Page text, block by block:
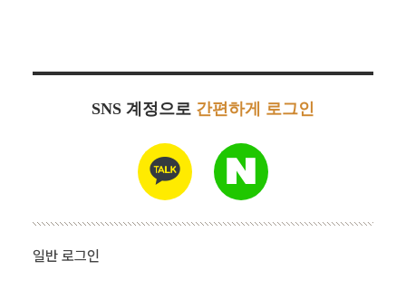
SNS 계정으로 간편하게 로그인
일반 로그인